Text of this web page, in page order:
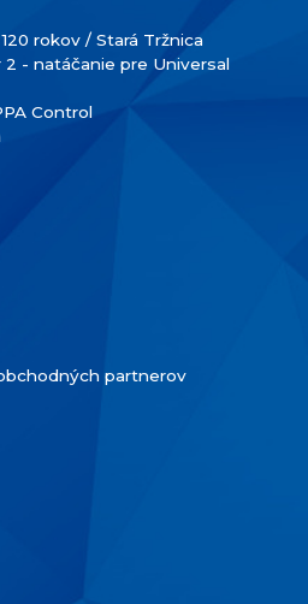
rokov / Stará Tržnica
- natáčanie pre Universal
Control
partnerov